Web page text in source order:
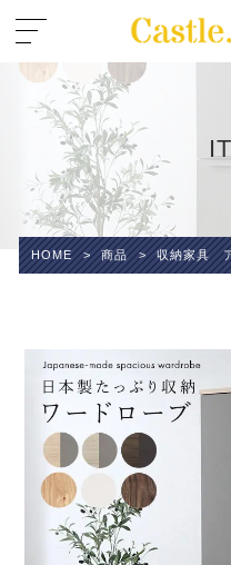
HOME > 商品 > 収納家具